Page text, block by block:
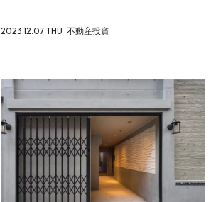
2023.12.07 THU 不動産投資